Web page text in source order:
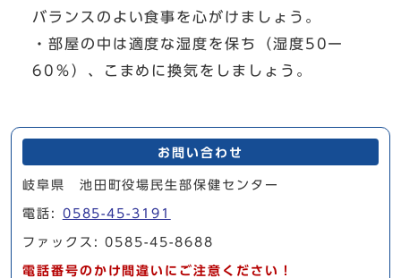
バランスのよい食事を心がけましょう。
・部屋の中は適度な湿度を保ち（湿度50ー
60％）、こまめに換気をしましょう。
お問い合わせ
岐阜県 池田町役場民生部保健センター
電話: 0585-45-3191
ファックス: 0585-45-8688
電話番号のかけ間違いにご注意ください！